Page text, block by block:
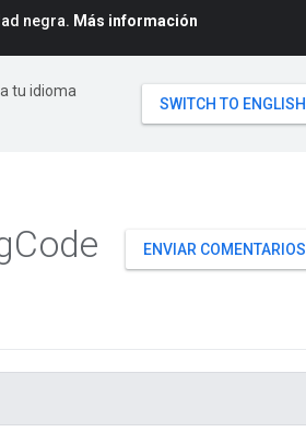
negra. Más información
tu idioma
ENVIAR COMENTARIOS
Code